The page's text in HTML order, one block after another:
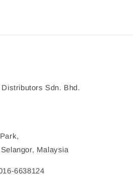
Sdn. Bhd.
Malaysia
6638124